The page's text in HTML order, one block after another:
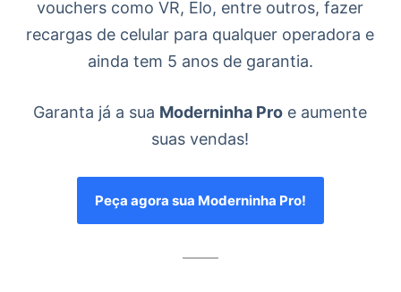
vouchers como VR, Elo, entre outros, fazer
recargas de celular para qualquer operadora e
ainda tem 5 anos de garantia.
Garanta já a sua Moderninha Pro e aumente
suas vendas!
Peça agora sua Moderninha Pro!